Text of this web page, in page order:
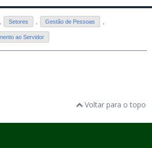
Setores Gestão de Pessoas
ao Servidor
Voltar para o topo